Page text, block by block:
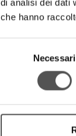
di analisi dei dati
che hanno
Necessari